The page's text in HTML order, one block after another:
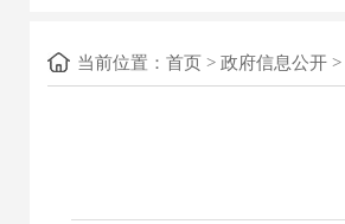
当前位置： 首页> 政府信息公开>